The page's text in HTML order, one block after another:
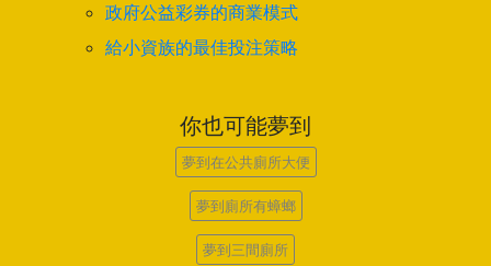
政府公益彩券的商業模式
給小資族的最佳投注策略
你也可能夢到
夢到在公共廁所大便
夢到廁所有蟑螂
夢到三間廁所